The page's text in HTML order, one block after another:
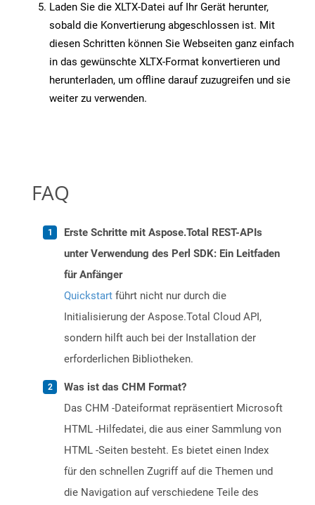
Laden Sie die XLTX-Datei auf Ihr Gerät herunter,
sobald die Konvertierung abgeschlossen ist. Mit
diesen Schritten können Sie Webseiten ganz einfach
in das gewünschte XLTX-Format konvertieren und
herunterladen, um offline darauf zuzugreifen und sie
weiter zu verwenden.
FAQ
Erste Schritte mit Aspose.Total REST-APIs
unter Verwendung des Perl SDK: Ein Leitfaden
für Anfänger
Quickstart führt nicht nur durch die
Initialisierung der Aspose.Total Cloud API,
sondern hilft auch bei der Installation der
erforderlichen Bibliotheken.
Was ist das CHM Format?
Das CHM -Dateiformat repräsentiert Microsoft
HTML -Hilfedatei, die aus einer Sammlung von
HTML -Seiten besteht. Es bietet einen Index
für den schnellen Zugriff auf die Themen und
die Navigation auf verschiedene Teile des